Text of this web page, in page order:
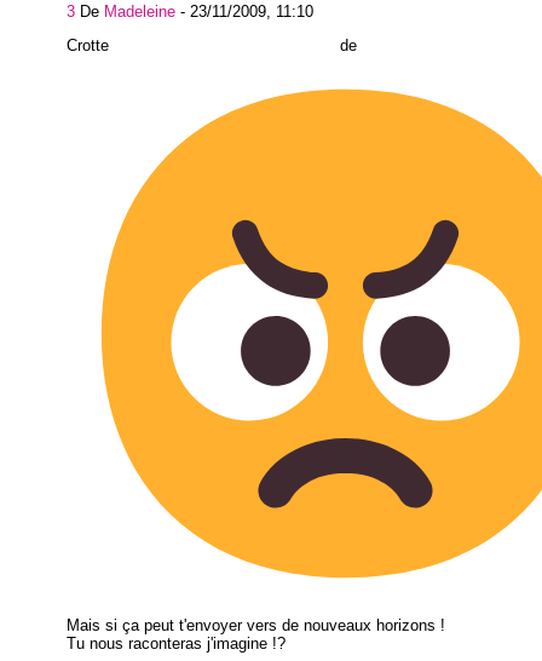
3 De Madeleine - 23/11/2009, 11:10
Crotte de
Mais si ça peut t'envoyer vers de nouveaux horizons !
Tu nous raconteras j'imagine !?